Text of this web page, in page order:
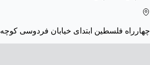
چهارراه فلسطین ابتدای خیابان فردوسی کوچه 28 فروردین